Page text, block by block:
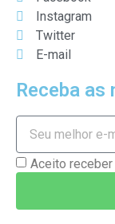
Instagram
Twitter
E-mail
Receba as
Aceito